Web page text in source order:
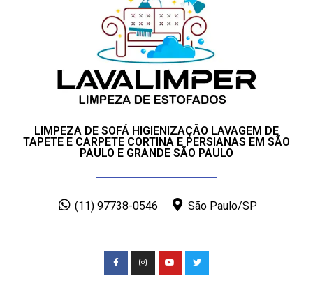
LIMPEZA DE SOFÁ HIGIENIZAÇÃO LAVAGEM DE
TAPETE E CARPETE CORTINA E PERSIANAS EM SÃO
PAULO E GRANDE SÃO PAULO
(11) 97738-0546 São Paulo/SP